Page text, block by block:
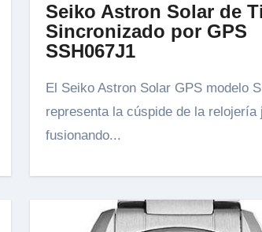
Seiko Astron Solar de
Sincronizado por GPS
SSH067J1
El Seiko Astron Solar GPS modelo SSH067J1
representa la cúspide de la relojería
fusionando...